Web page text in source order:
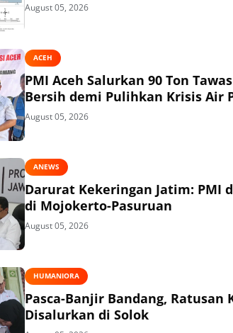
August 05, 2026
ACEH
PMI Aceh Salurkan 90 Ton
Bersih demi Pulihkan Krisis Air
August 05, 2026
ANEWS
Darurat Kekeringan Jatim: PMI
di Mojokerto-Pasuruan
August 05, 2026
HUMANIORA
Pasca-Banjir Bandang, Ratusan
Disalurkan di Solok